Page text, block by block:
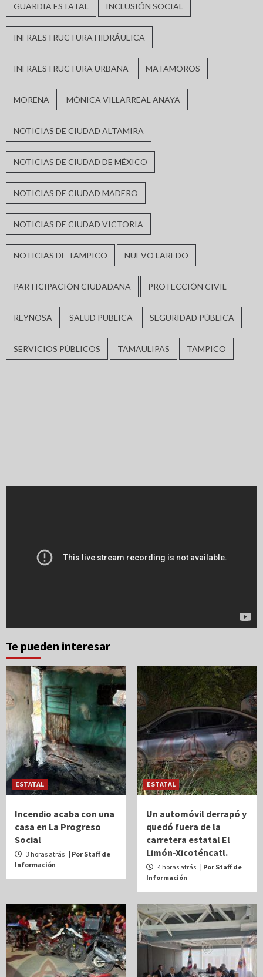
GUARDIA ESTATAL INCLUSIÓN SOCIAL
INFRAESTRUCTURA HIDRÁULICA
INFRAESTRUCTURA URBANA MATAMOROS
MORENA MÓNICA VILLARREAL ANAYA
NOTICIAS DE CIUDAD ALTAMIRA
NOTICIAS DE CIUDAD DE MÉXICO
NOTICIAS DE CIUDAD MADERO
NOTICIAS DE CIUDAD VICTORIA
NOTICIAS DE TAMPICO NUEVO LAREDO
PARTICIPACIÓN CIUDADANA PROTECCIÓN CIVIL
REYNOSA SALUD PUBLICA SEGURIDAD PÚBLICA
SERVICIOS PÚBLICOS TAMAULIPAS TAMPICO
Te pueden interesar
ESTATAL
Incendio acaba con una
casa en La Progreso
Social
3 horas atrás | Por Staff de
Información
ESTATAL
Un automóvil derrapó y
quedó fuera de la
carretera estatal El
Limón-Xicoténcatl.
4 horas atrás | Por Staff de
Información